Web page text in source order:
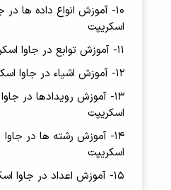
10- آموزش انواع داده ها در
اسکریپت
11- آموزش توابع در جاوا اسکریپت
12- آموزش اشیاء در جاوا اسکریپت
13- آموزش رویدادها در جاوا
اسکریپت
14- آموزش رشته ها در جاوا
اسکریپت
15- آموزش اعداد در جاوا اسکریپت